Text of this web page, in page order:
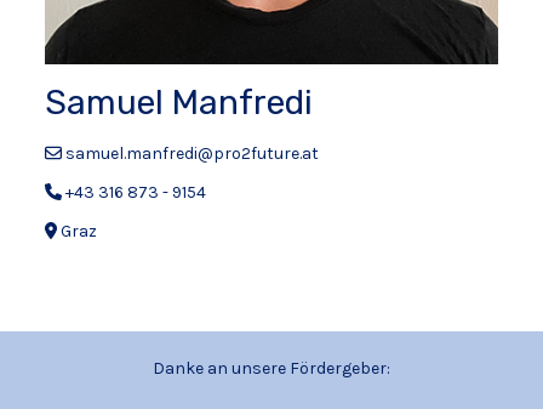
Samuel Manfredi
samuel.manfredi@pro2future.at
+43 316 873 - 9154
Graz
Danke an unsere Fördergeber: